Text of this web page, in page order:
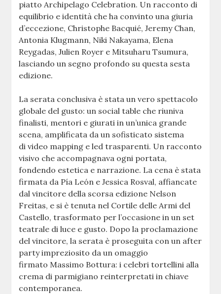
piatto Archipelago Celebration. Un racconto di
equilibrio e identità che ha convinto una giuria
d’eccezione, Christophe Bacquié, Jeremy Chan,
Antonia Klugmann, Niki Nakayama, Elena
Reygadas, Julien Royer e Mitsuharu Tsumura,
lasciando un segno profondo su questa sesta
edizione.
La serata conclusiva è stata un vero spettacolo
globale del gusto: un social table che riuniva
finalisti, mentori e giurati in un’unica grande
scena, amplificata da un sofisticato sistema
di video mapping e led trasparenti. Un racconto
visivo che accompagnava ogni portata,
fondendo estetica e narrazione. La cena è stata
firmata da Pía León e Jessica Rosval, affiancate
dal vincitore della scorsa edizione Nelson
Freitas, e si è tenuta nel Cortile delle Armi del
Castello, trasformato per l’occasione in un set
teatrale di luce e gusto. Dopo la proclamazione
del vincitore, la serata è proseguita con un after
party impreziosito da un omaggio
firmato Massimo Bottura: i celebri tortellini alla
crema di parmigiano reinterpretati in chiave
contemporanea.